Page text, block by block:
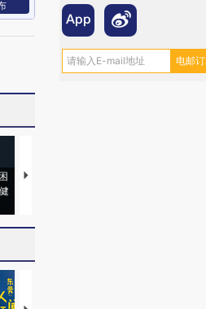
视线｜HYROX的吸金